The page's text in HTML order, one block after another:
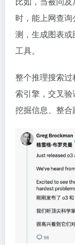
时，能上网查
测，生成图表
工具。
整个推理搜索
索引擎，交叉
挖掘信息、整合